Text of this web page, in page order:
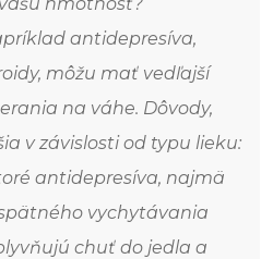
antidepresíva,
môžu mať vedľajší
na váhe. Dôvody,
v závislosti od typu lieku:
antidepresíva, najmä
vychytávania
chuť do jedla a